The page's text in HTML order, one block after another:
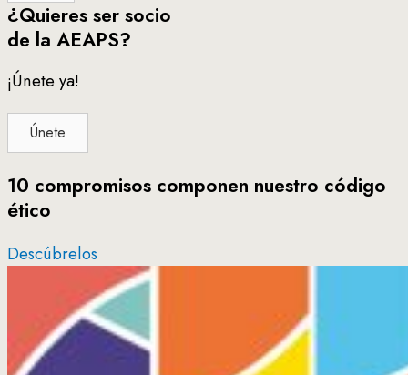
¿Quieres ser socio
de la AEAPS?
¡Únete ya!
Únete
10 compromisos componen nuestro código
ético
Descúbrelos